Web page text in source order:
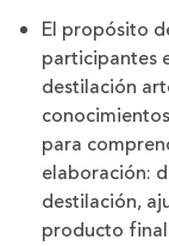
El propósito
participantes
destilación
para
elaboración:
destilación,
producto